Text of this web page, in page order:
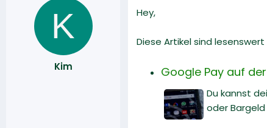
K
Kim
Hey,
Diese Artikel sind
Google Pay auf
Du kannst
oder